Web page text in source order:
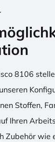
8106
Stoffen,
Ihren
Zubehör wie